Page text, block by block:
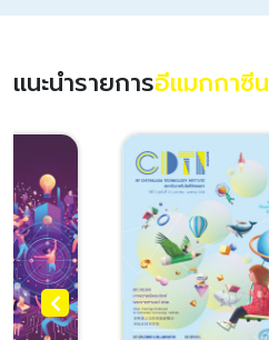
แนะนำรายการอีแมกกาซีน